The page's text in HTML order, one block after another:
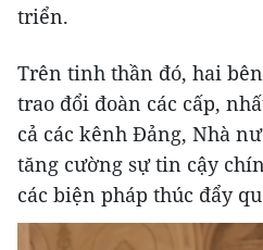
triển.
Trên tinh thần đó, hai
trao đổi đoàn các cấp,
cả các kênh Đảng, Nhà
tăng cường sự tin cậy
các biện pháp thúc đẩy